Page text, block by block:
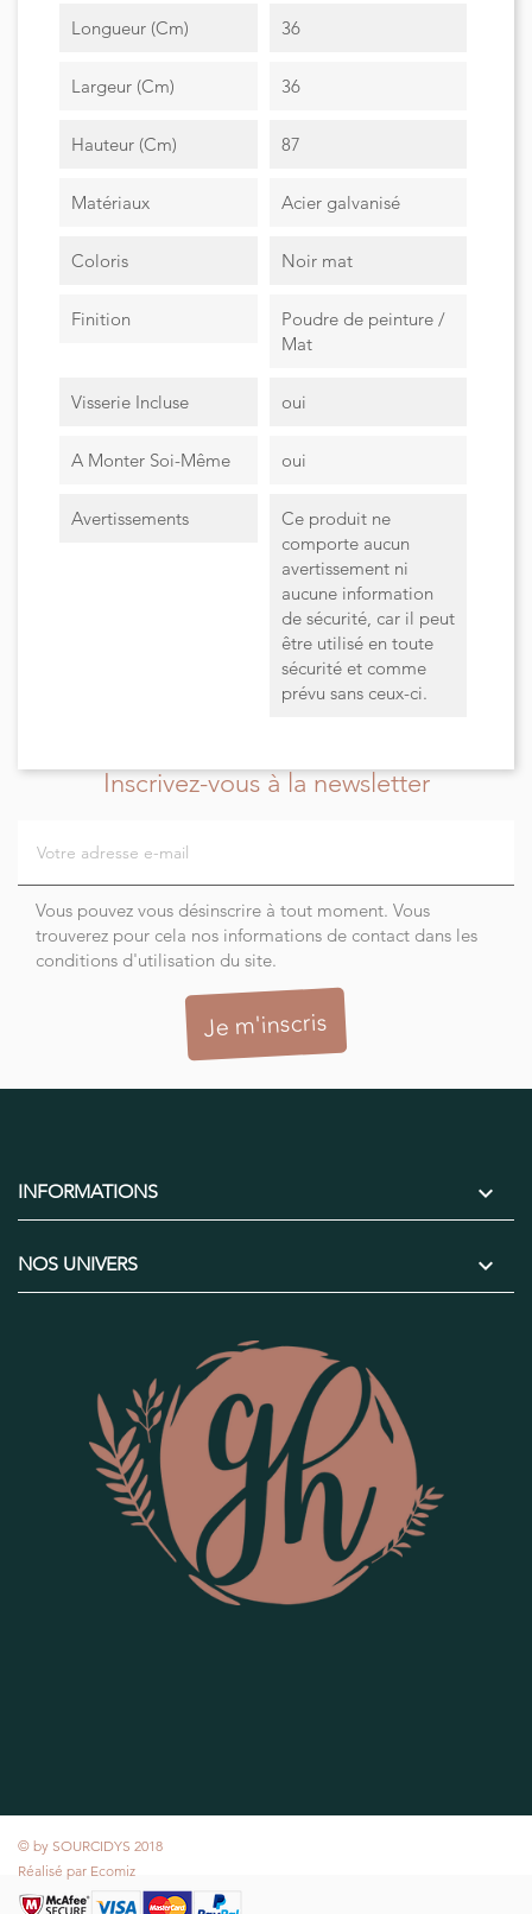
Longueur (cm) 36
Largeur (cm) 36
Hauteur (cm) 87
Matériaux Acier galvanisé
Coloris Noir mat
Finition
Poudre de peinture /
Mat
Visserie Incluse oui
A Monter Soi-Même oui
Avertissements
Ce produit ne
comporte aucun
avertissement ni
aucune information
de sécurité, car il peut
être utilisé en toute
sécurité et comme
prévu sans ceux-ci.
Inscrivez-vous à la newsletter
Vous pouvez vous désinscrire à tout moment. Vous
trouverez pour cela nos informations de contact dans les
conditions d'utilisation du site.
INFORMATIONS 
NOS UNIVERS 
© by SOURCIDYS 2018
Réalisé par Ecomiz